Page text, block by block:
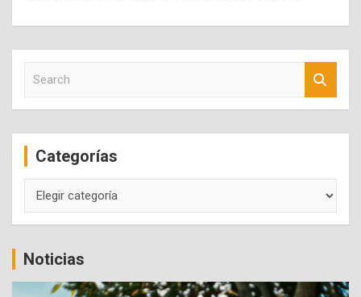
c
Categorías
Noticias